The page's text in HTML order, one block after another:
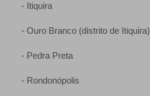
- Itiquira
- Ouro Branco (distrito de Itiquira)
- Pedra Preta
- Rondonópolis